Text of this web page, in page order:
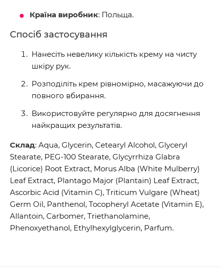
Країна виробник: Польща.
Спосіб застосування
Нанесіть невелику кількість крему на чисту
шкіру рук.
Розподіліть крем рівномірно, масажуючи до
повного вбирання.
Використовуйте регулярно для досягнення
найкращих результатів.
Склад: Aqua, Glycerin, Cetearyl Alcohol, Glyceryl
Stearate, PEG-100 Stearate, Glycyrrhiza Glabra
(Licorice) Root Extract, Morus Alba (White Mulberry)
Leaf Extract, Plantago Major (Plantain) Leaf Extract,
Ascorbic Acid (Vitamin C), Triticum Vulgare (Wheat)
Germ Oil, Panthenol, Tocopheryl Acetate (Vitamin E),
Allantoin, Carbomer, Triethanolamine,
Phenoxyethanol, Ethylhexylglycerin, Parfum.